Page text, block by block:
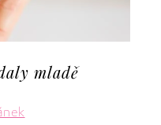
mladě